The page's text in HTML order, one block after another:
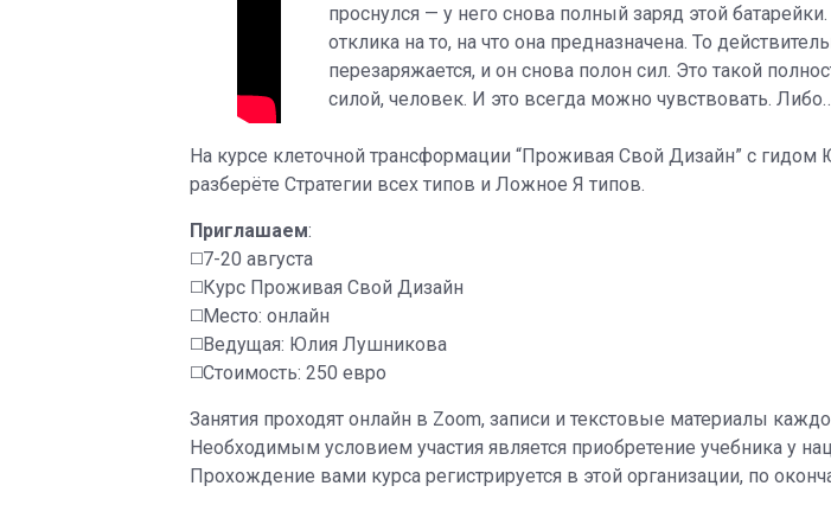
проснулся — у него снова полный заряд этой
отклика на то, на что она предназначена. То
перезаряжается, и он снова полон сил. Это такой
силой, человек. И это всегда можно чувствовать.
На курсе клеточной трансформации “Проживая Свой Дизайн” с
разберёте Стратегии всех типов и Ложное Я типов.
Приглашаем:
◻️7-20 августа
◻️Курс Проживая Свой Дизайн
◻️Место: онлайн
◻️Ведущая: Юлия Лушникова
◻️Стоимость: 250 евро
Занятия проходят онлайн в Zoom, записи и текстовые материалы
Необходимым условием участия является приобретение учебника у
Прохождение вами курса регистрируется в этой организации, по